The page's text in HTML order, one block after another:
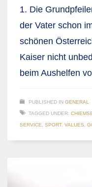
1. Die
der Vater schon
schönen
Kaiser nicht
beim Aushelfen
PUBLISHED IN GENERAL
TAGGED UNDER:
SERVICE SPORT, VALUES